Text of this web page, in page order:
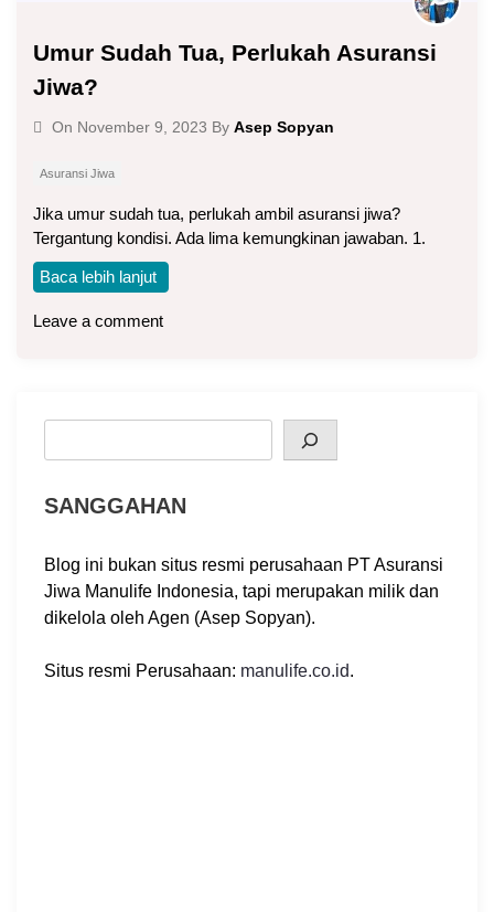
Umur Sudah Tua, Perlukah Asuransi
Jiwa?
On November 9, 2023 By Asep Sopyan
Asuransi Jiwa
Jika umur sudah tua, perlukah ambil asuransi jiwa?
Tergantung kondisi. Ada lima kemungkinan jawaban. 1.
Baca lebih lanjut
Leave a comment
SANGGAHAN
Blog ini bukan situs resmi perusahaan PT Asuransi
Jiwa Manulife Indonesia, tapi merupakan milik dan
dikelola oleh Agen (Asep Sopyan).
Situs resmi Perusahaan: manulife.co.id.